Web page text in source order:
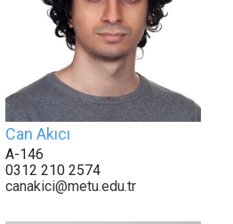
Can Akıcı
A-146
0312 210 2574
canakici@metu.edu.tr